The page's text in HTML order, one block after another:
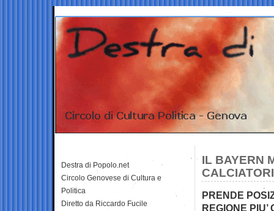
IL BAYERN
PRENDE
REGIONE
Destra di Popolo.net
Circolo Genovese di Cultura e
Politica
Diretto da Riccardo Fucile